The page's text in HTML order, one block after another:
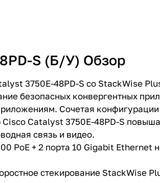
S (Б/У) Обзор
3750E-48PD-S со StackWise
безопасных конвергентных
Сочетая
Catalyst 3750E-48PD-S
связь и видео.
PoE + 2 порта 10 Gigabit Ethernet
стекирование StackWise